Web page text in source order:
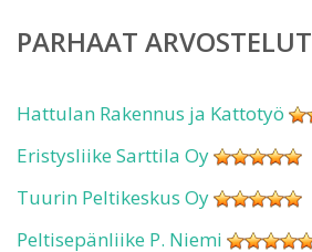
PARHAAT ARVOSTELUT
Hattulan Rakennus ja Kattotyö
Eristysliike Sarttila Oy
Tuurin Peltikeskus Oy
Peltisepänliike P. Niemi